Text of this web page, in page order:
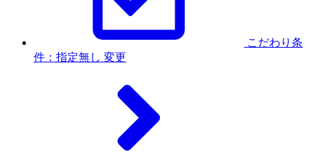
こだわり条
件：指定無し 変更